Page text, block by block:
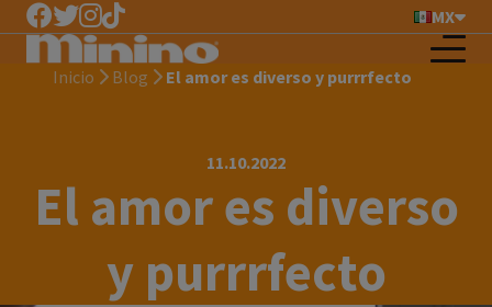
MX
Inicio Blog El amor es diverso y purrrfecto
11.10.2022
El amor es diverso
y purrrfecto